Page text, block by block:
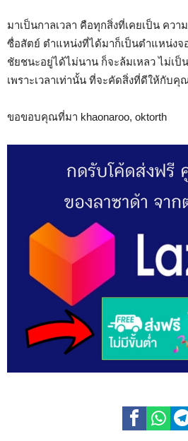
มาเป็นกาลเวลา คือทุกสิ่งที่เคยเป็น คว
ซื่อสัตย์ ตำแหน่งที่ได้มาก็เป็นตำแหน่ง
ชัยชนะอยู่ได้ไม่นาน ก็จะล้มเหลว ไม่เป็
เพราะเวลาเท่านั้น ที่จะคัดสิ่งที่ดีให้กับคุ
ขอขอบคุณที่มา khaonaroo, oktorth